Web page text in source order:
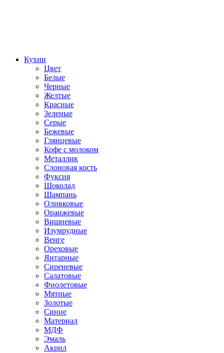
Кухни
Цвет
Белые
Черные
Желтые
Красные
Зеленые
Серые
Бежевые
Глянцевые
Кофе с молоком
Металлик
Слоновая кость
Фуксия
Шоколад
Шампань
Оливковые
Оранжевые
Вишневые
Изумрудные
Венге
Ореховые
Янтарные
Сиреневые
Салатовые
Фиолетовые
Мятные
Золотые
Синие
Материал
МДФ
Эмаль
Акрил